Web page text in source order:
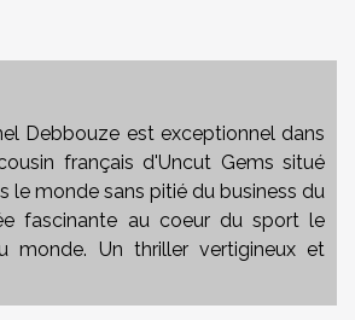
Debbouze est exceptionnel dans
français d'Uncut Gems situé
le monde sans pitié du business du
fascinante au coeur du sport le
monde. Un thriller vertigineux et